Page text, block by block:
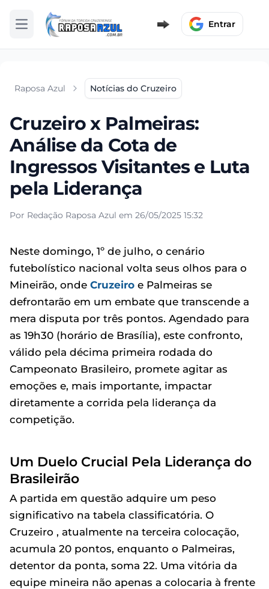
Abrir menu Entrar
Raposa Azul Notícias do Cruzeiro
Cruzeiro x Palmeiras:
Análise da Cota de
Ingressos Visitantes e Luta
pela Liderança
Por Redação Raposa Azul em 26/05/2025 15:32
Neste domingo, 1º de julho, o cenário
futebolístico nacional volta seus olhos para o
Mineirão, onde Cruzeiro e Palmeiras se
defrontarão em um embate que transcende a
mera disputa por três pontos. Agendado para
as 19h30 (horário de Brasília), este confronto,
válido pela décima primeira rodada do
Campeonato Brasileiro, promete agitar as
emoções e, mais importante, impactar
diretamente a corrida pela liderança da
competição.
Um Duelo Crucial Pela Liderança do
Brasileirão
A partida em questão adquire um peso
significativo na tabela classificatória. O
Cruzeiro , atualmente na terceira colocação,
acumula 20 pontos, enquanto o Palmeiras,
detentor da ponta, soma 22. Uma vitória da
equipe mineira não apenas a colocaria à frente